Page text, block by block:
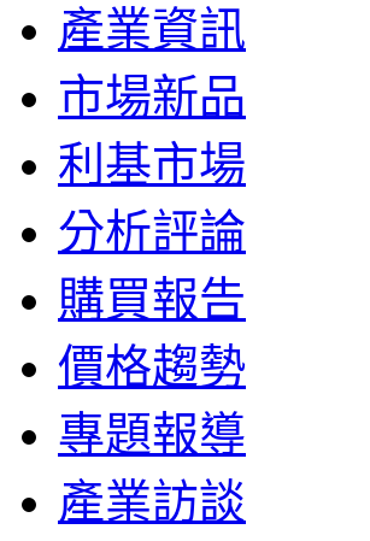
產業資訊
市場新品
利基市場
分析評論
購買報告
價格趨勢
專題報導
產業訪談